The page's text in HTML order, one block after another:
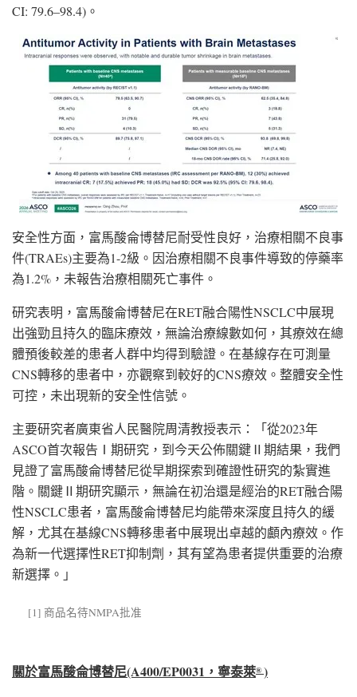
CI: 79.6–98.4)。
安全性方面，富馬酸侖博替尼耐受性良好，治療相關不良事
件(TRAEs)主要為1-2級。因治療相關不良事件導致的停藥率
為1.2%，未報告治療相關死亡事件。
研究表明，富馬酸侖博替尼在RET融合陽性NSCLC中展現
出強勁且持久的臨床療效，無論治療線數如何，其療效在總
體預後較差的患者人群中均得到驗證。在基線存在可測量
CNS轉移的患者中，亦觀察到較好的CNS療效。整體安全性
可控，未出現新的安全性信號。
主要研究者廣東省人民醫院周清教授表示：「從2023年
ASCO首次報告Ⅰ期研究，到今天公佈關鍵Ⅱ期結果，我們
見證了富馬酸侖博替尼從早期探索到確證性研究的紮實進
階。關鍵Ⅱ期研究顯示，無論在初治還是經治的RET融合陽
性NSCLC患者，富馬酸侖博替尼均能帶來深度且持久的緩
解，尤其在基線CNS轉移患者中展現出卓越的顱內療效。作
為新一代選擇性RET抑制劑，其有望為患者提供重要的治療
新選擇。」
[1] 商品名待NMPA批准
關於富馬酸侖博替尼(A400/EP0031 ，寧泰萊®)